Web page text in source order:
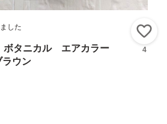
した
タニカル エアカラー
ラウン
4